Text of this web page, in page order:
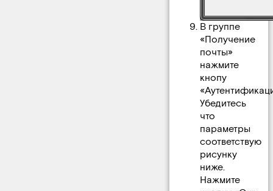
В группе
«Получение
почты»
нажмите
кнопу
Убедитесь
что
параметры
соответствую
рисунку
ниже.
Нажмите